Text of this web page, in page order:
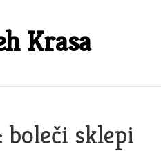
Krasa
boleči sklepi